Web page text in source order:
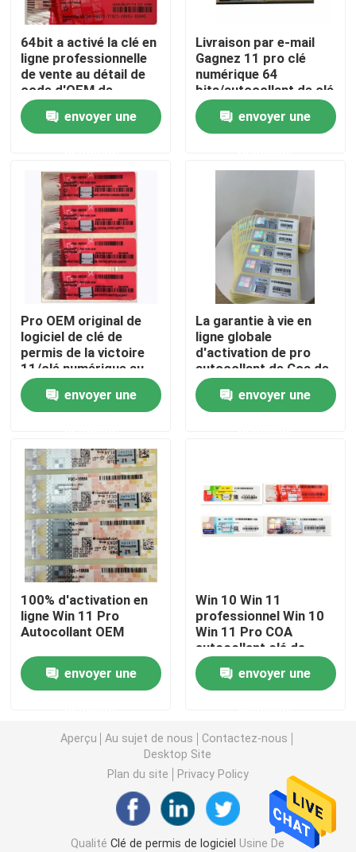
Maison
Produits
vidéos
Au sujet de nous
Visite d'usine
Contrôle de qualité
Contactez-nous
Nouvelles
Clé de permis de logiciel
Autocollant de COA de Windows 10
Autocollant de COA de Windows 11
Boîte de vente au détail de Windows 10
Boîte de vente au détail de Windows 11
Paquet de Windows 10 DVD
Paquet de Windows 11 DVD
Microsoft Office 2024
64bit a activé la clé en
ligne professionnelle
de vente au détail de
code d'OEM de
Microsoft Windows 11
envoyer une
Livraison par e-mail
Gagnez 11 pro clé
numérique 64
bits/autocollant de clé
de vente au détail de
32 bits envoyer une
Pro OEM original de
logiciel de clé de
permis de la victoire
11/clé numérique au
détail dans 24r
envoient par l'email
envoyer une
La garantie à vie en
ligne globale
d'activation de pro
autocollant de Coa de
Windows 11 gagnent
11 pro KeyPo
envoyer une
100% d'activation en
ligne Win 11 Pro
Autocollant OEM
envoyer une
Win 10 Win 11
professionnel Win 10
Win 11 Pro COA
autocollant clé de
détail
envoyer une
Aperçu Au sujet de nous
Contactez-nous
Desktop Site
Plan du site
Privacy Policy
QualitéClé de permis de logiciel Usine De